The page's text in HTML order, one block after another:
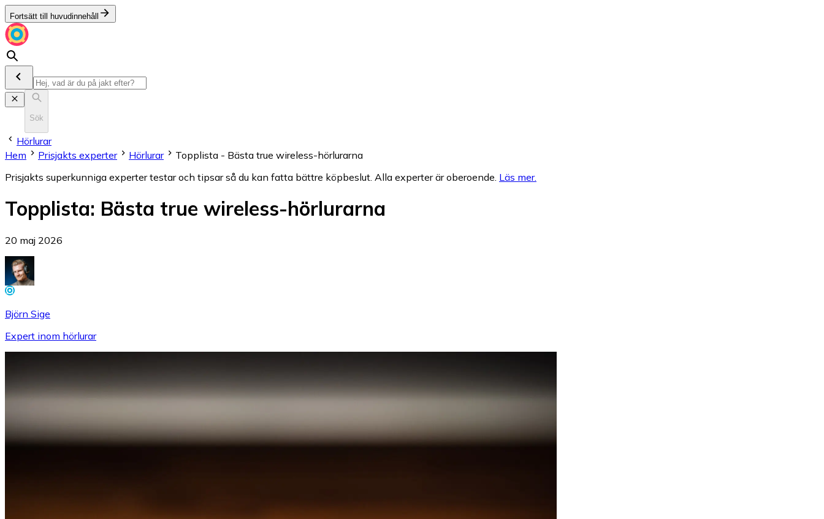
Fortsätt till huvudinnehåll
Sök
Hörlurar
Hem
Prisjakts experter Hörlurar
Topplista - Bästa true wireless-hörlurarna
Prisjakts superkunniga experter testar och tipsar så du kan fatta bättre köpbeslut. Alla experter är oberoende. Läs mer.
Topplista: Bästa true wireless-hörlurarna
20 maj 2026
Björn Sige
Expert inom hörlurar